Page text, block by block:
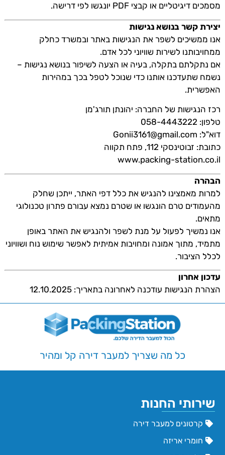
מסמכים דיגיטליים או קבצי PDF יונגשו לפי דרישה.
יצירת קשר בנושא נגישות
אנו ממשיכים לשפר את הנגישות באתר ובמשרד כחלק
ממחויבותנו לשירות שוויוני לכל אדם.
אם נתקלתם בתקלה, בעיה או הצעה לשיפור בנושא נגישות –
נשמח שתעדכנו אותנו כדי שנוכל לטפל בכך במהירות
האפשרית.
רכז הנגישות של החברה: יהונתן תורג'מן
טלפון: 058-4443222
דוא"ל: Gonii3161@gmail.com
כתובת: זבוטינסקי 112, פתח תקווה
www.packing-station.co.il
הבהרה
למרות מאמצינו להנגיש את כלל דפי האתר, ייתכן שחלק
מהעמודים טרם הונגשו או שטרם נמצא עבורם פתרון טכנולוגי
מתאים.
אנו נמשיך לפעול על מנת לשפר ולהנגיש את האתר באופן
מתמיד, מתוך אמונה ומחויבות אמיתית לאפשר שימוש נוח ושוויוני
לכלל הציבור.
עדכון אחרון
הצהרת הנגישות עודכנה לאחרונה בתאריך: 12.10.2025
כל מה שצריך למעבר דירה קל ומהיר
שירותי החנות
קרטונים למעבר דירה
חומרי אריזה